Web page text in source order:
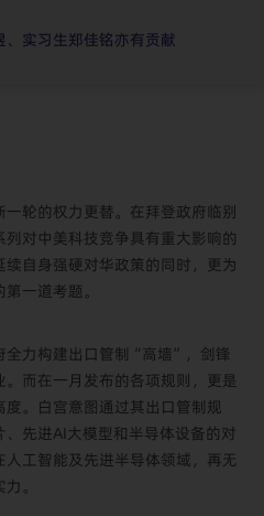
实习生郑佳铭亦有贡献
轮的权力更替。在拜登政府临别
对中美科技竞争具有重大影响的
自身强硬对华政策的同时，更为
一道考题。
全力构建出口管制“高墙”，剑锋
而在一月发布的各项规则，更是
。白宫意图通过其出口管制规
先进AI大模型和半导体设备的对
工智能及先进半导体领域，再无
。